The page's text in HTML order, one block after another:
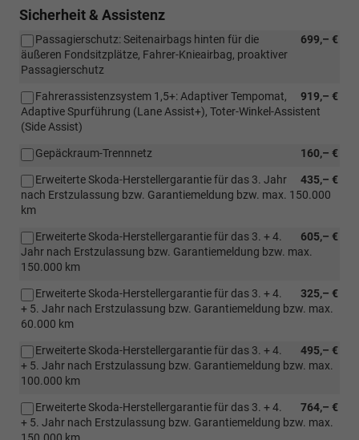
Navigationssystem)
Sicherheit & Assistenz
699,– €
Passagierschutz: Seitenairbags hinten für die
äußeren Fondsitzplätze, Fahrer-Knieairbag, proaktiver
Passagierschutz
919,– €
Fahrerassistenzsystem 1,5+: Adaptiver Tempomat,
Adaptive Spurführung (Lane Assist+), Toter-Winkel-Assistent
(Side Assist)
160,– €
Gepäckraum-Trennnetz
435,– €
Erweiterte Skoda-Herstellergarantie für das 3. Jahr
nach Erstzulassung bzw. Garantiemeldung bzw. max. 150.000
km
605,– €
Erweiterte Skoda-Herstellergarantie für das 3. + 4.
Jahr nach Erstzulassung bzw. Garantiemeldung bzw. max.
150.000 km
325,– €
Erweiterte Skoda-Herstellergarantie für das 3. + 4.
+ 5. Jahr nach Erstzulassung bzw. Garantiemeldung bzw. max.
60.000 km
495,– €
Erweiterte Skoda-Herstellergarantie für das 3. + 4.
+ 5. Jahr nach Erstzulassung bzw. Garantiemeldung bzw. max.
100.000 km
764,– €
Erweiterte Skoda-Herstellergarantie für das 3. + 4.
+ 5. Jahr nach Erstzulassung bzw. Garantiemeldung bzw. max.
150.000 km